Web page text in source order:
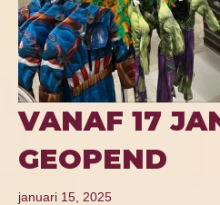
VANAF 17
GEOPEND
januari 15, 2025